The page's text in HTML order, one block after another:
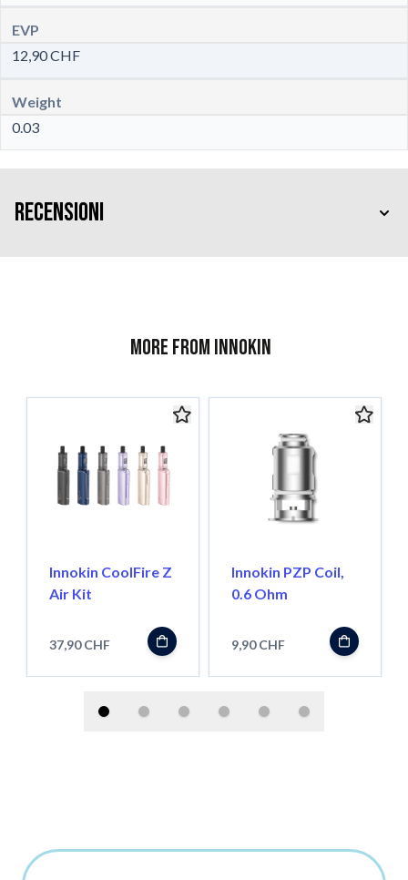
EVP
12,90 CHF
Weight
0.03
Recensioni
More from Innokin
Innokin CoolFire Z
Air Kit
37,90 CHF
Innokin PZP Coil,
0.6 Ohm
9,90 CHF